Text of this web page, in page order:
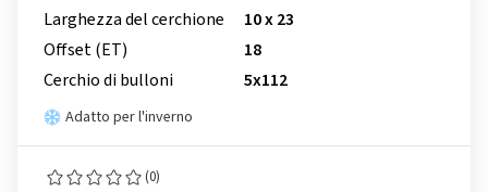
Larghezza del cerchione
10 x 23
Offset (ET)
18
Cerchio di bulloni
5x112
Adatto per l'inverno
(0)